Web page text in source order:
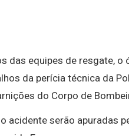
das equipes de resgate,
da perícia técnica da
do Corpo de
acidente serão apuradas